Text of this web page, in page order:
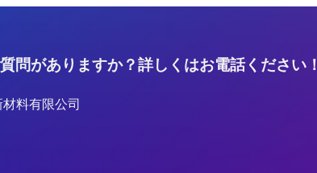
問がありますか？詳しくはお電話ください！
料有限公司